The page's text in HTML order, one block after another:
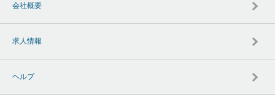
会社概要
求人情報
ヘルプ